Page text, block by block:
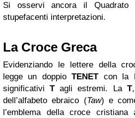
Si osservi ancora il Quadrato
stupefacenti interpretazioni.
La Croce Greca
Evidenziando le lettere della
legge un doppioTENETcon la
significativiTagli estremi. LaT
dell’alfabeto ebraico (Taw) e
l’emblema della croce